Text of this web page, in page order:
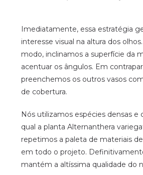
Imediatamente, essa estratégia
interesse visual na altura dos
modo, inclinamos a superfície da
acentuar os ângulos. Em
preenchemos os outros vasos
de cobertura.
Nós utilizamos espécies densas e
qual a planta Alternanthera
repetimos a paleta de materiais
em todo o projeto.
mantém a altíssima qualidade do